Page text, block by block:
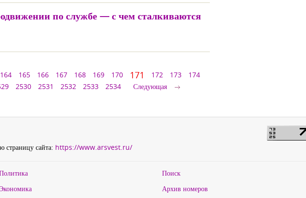
по службе — с чем сталкиваются
164 165 166 167 168 169 170 171 172 173
174
2530 2531 2532 2533 2534 Следующая
страницу сайта: https://www.arsvest.ru/
Поиск
Архив номеров